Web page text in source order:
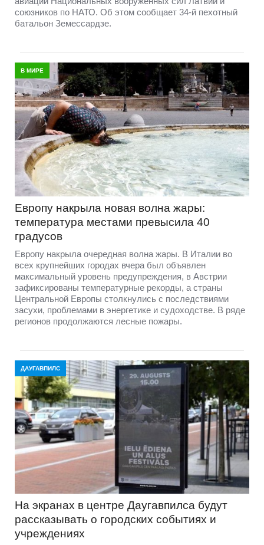
союзников по НАТО. Об этом сообщает 34-й пехотный
батальон Земессардзе.
В МИРЕ
Европу накрыла новая волна жары:
температура местами превысила 40
градусов
Европу накрыла очередная волна жары. В Италии во
всех крупнейших городах вчера был объявлен
максимальный уровень предупреждения, в Австрии
зафиксированы температурные рекорды, а страны
Центральной Европы столкнулись с последствиями
засухи, проблемами в энергетике и судоходстве. В ряде
регионов продолжаются лесные пожары.
ДАУГАВПИЛС
На экранах в центре Даугавпилса будут
рассказывать о городских событиях и
учреждениях